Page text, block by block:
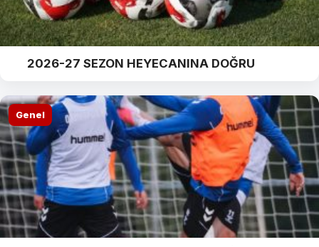
2026-27 SEZON HEYECANINA DOĞRU
Genel